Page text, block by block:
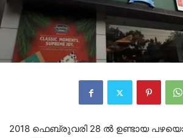
2018 ഫെബ്രുവരി 28 ൽ ഉണ്ടായ